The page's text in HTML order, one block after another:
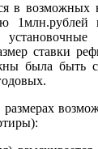
в возможных
ставки
была быть